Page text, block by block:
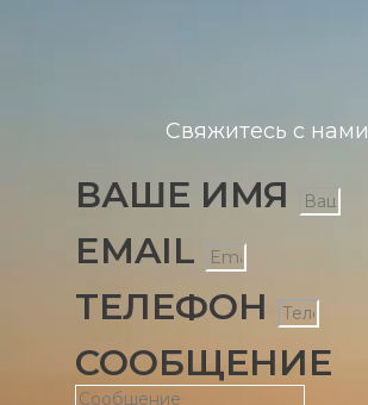
Свяжитесь с нами
ВАШЕ ИМЯ
EMAIL
ТЕЛЕФОН
СООБЩЕНИЕ